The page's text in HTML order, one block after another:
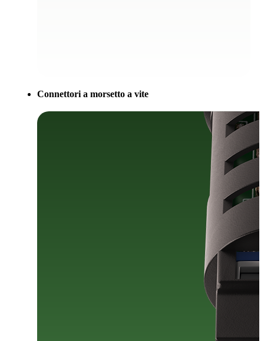
Connettori a morsetto a vite